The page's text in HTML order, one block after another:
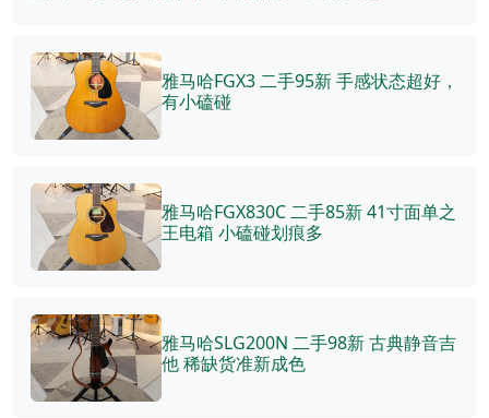
雅马哈FGX3 二手95新 手感状态超好，
有小磕碰
雅马哈FGX830C 二手85新 41寸面单之
王电箱 小磕碰划痕多
雅马哈SLG200N 二手98新 古典静音吉
他 稀缺货准新成色